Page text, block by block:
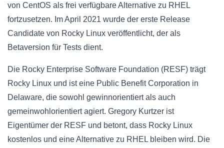
von CentOS als frei verfügbare Alternative zu RHEL
fortzusetzen. Im April 2021 wurde der erste Release
Candidate von Rocky Linux veröffentlicht, der als
Betaversion für Tests dient.
Die Rocky Enterprise Software Foundation (RESF) trägt
Rocky Linux und ist eine Public Benefit Corporation in
Delaware, die sowohl gewinnorientiert als auch
gemeinwohlorientiert agiert. Gregory Kurtzer ist
Eigentümer der RESF und betont, dass Rocky Linux
kostenlos und eine Alternative zu RHEL bleiben wird. Die